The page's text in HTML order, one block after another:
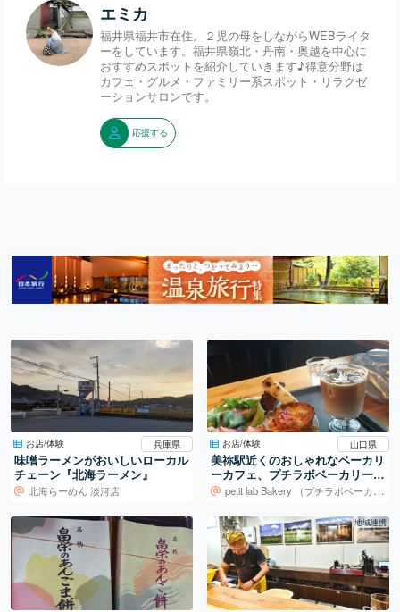
エミカ
福井県福井市在住。２児の母をしながらWEBライタ
ーをしています。福井県嶺北・丹南・奥越を中心に
おすすめスポットを紹介していきます♪得意分野は
カフェ・グルメ・ファミリー系スポット・リラクゼ
ーションサロンです。
応援する
お店/体験 兵庫県
味噌ラーメンがおいしいローカル
チェーン『北海ラーメン』
北海らーめん 淡河店
お店/体験 山口県
美祢駅近くのおしゃれなベーカリ
ーカフェ、プチラボベーカリーさ
ん♪petit lab Bakery （プチラボベーカリー）
地域連携